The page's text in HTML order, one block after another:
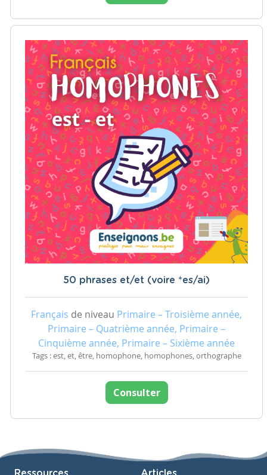
50 phrases et/et (voire *es/ai)
Français de niveau Primaire – Troisième année,
Primaire – Quatrième année, Primaire –
Cinquième année, Primaire – Sixième année
Tags : est, et, être, homophone, homophones, orthographe
Consulter